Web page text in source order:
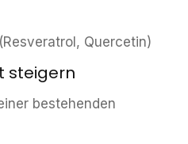
Quercetin)
steigern
bestehenden